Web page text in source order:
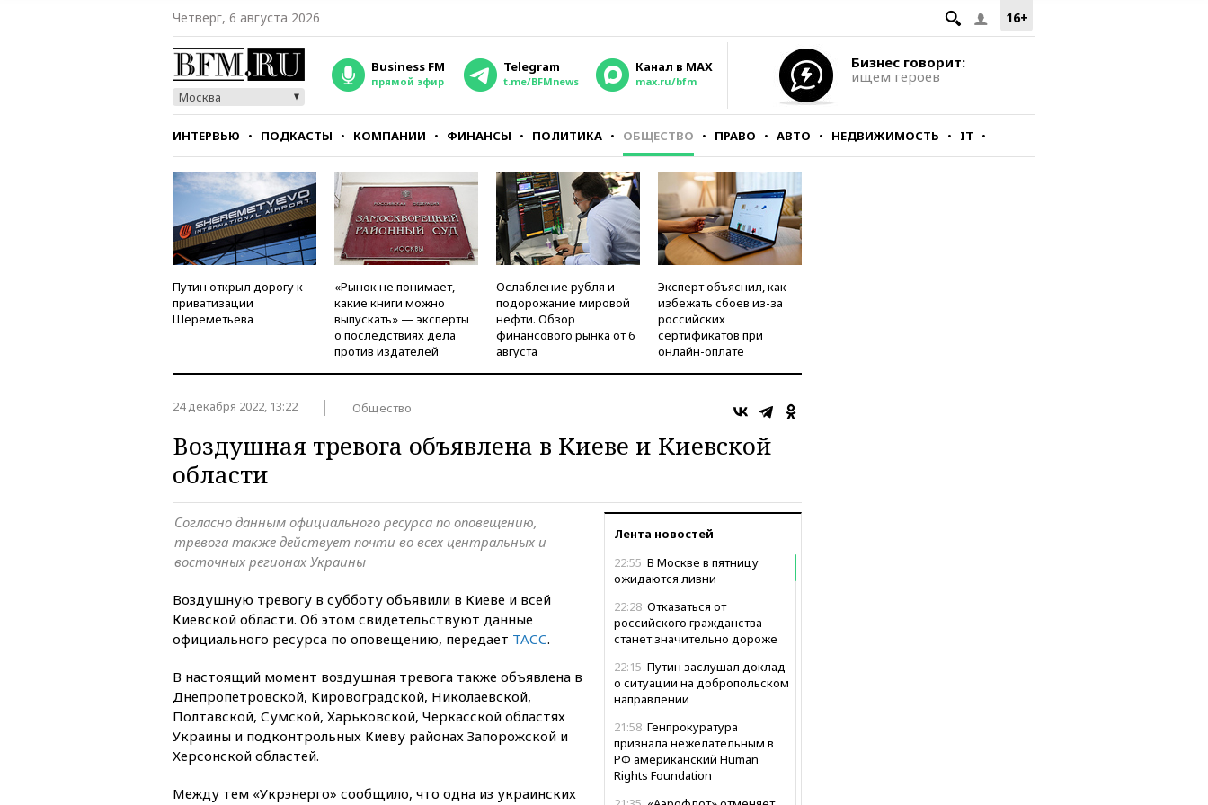
16+
Четверг, 6 августа 2026
Москва
Business FM
прямой эфир
Telegram
t.me/BFMnews
Канал в MAX
max.ru/bfm
Бизнес говорит:
ищем героев
ИНТЕРВЬЮ ПОДКАСТЫ КОМПАНИИ ФИНАНСЫ ПОЛИТИКА ОБЩЕСТВО ПРАВО АВТО НЕДВИЖИМОСТЬ IT
СТИЛЬ ТЕСТЫ
Путин открыл дорогу к
приватизации
Шереметьева
«Рынок не понимает,
какие книги можно
выпускать» — эксперты
о последствиях дела
против издателей
Ослабление рубля и
подорожание мировой
нефти. Обзор
финансового рынка от 6
августа
Эксперт объяснил, как
избежать сбоев из-за
российских
сертификатов при
онлайн-оплате
24 декабря 2022, 13:22 Общество
Воздушная тревога объявлена в Киеве и Киевской
области
Лента новостей
22:55 В Москве в пятницу
ожидаются ливни
22:28 Отказаться от
российского гражданства
станет значительно дороже
22:15 Путин заслушал доклад
о ситуации на добропольском
направлении
21:58 Генпрокуратура
признала нежелательным в
РФ американский Human
Rights Foundation
Согласно данным официального ресурса по оповещению,
тревога также действует почти во всех центральных и
восточных регионах Украины
Воздушную тревогу в субботу объявили в Киеве и всей
Киевской области. Об этом свидетельствуют данные
официального ресурса по оповещению, передает ТАСС.
В настоящий момент воздушная тревога также объявлена в
Днепропетровской, Кировоградской, Николаевской,
Полтавской, Сумской, Харьковской, Черкасской областях
Украины и подконтрольных Киеву районах Запорожской и
Херсонской областей.
Между тем «Укрэнерго» сообщило, что одна из украинских